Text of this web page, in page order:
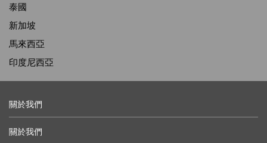
泰國
新加坡
馬來西亞
印度尼西亞
關於我們
關於我們